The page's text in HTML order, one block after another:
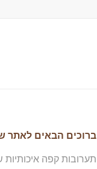
ברוכים הבאים לאתר
תערובות קפה